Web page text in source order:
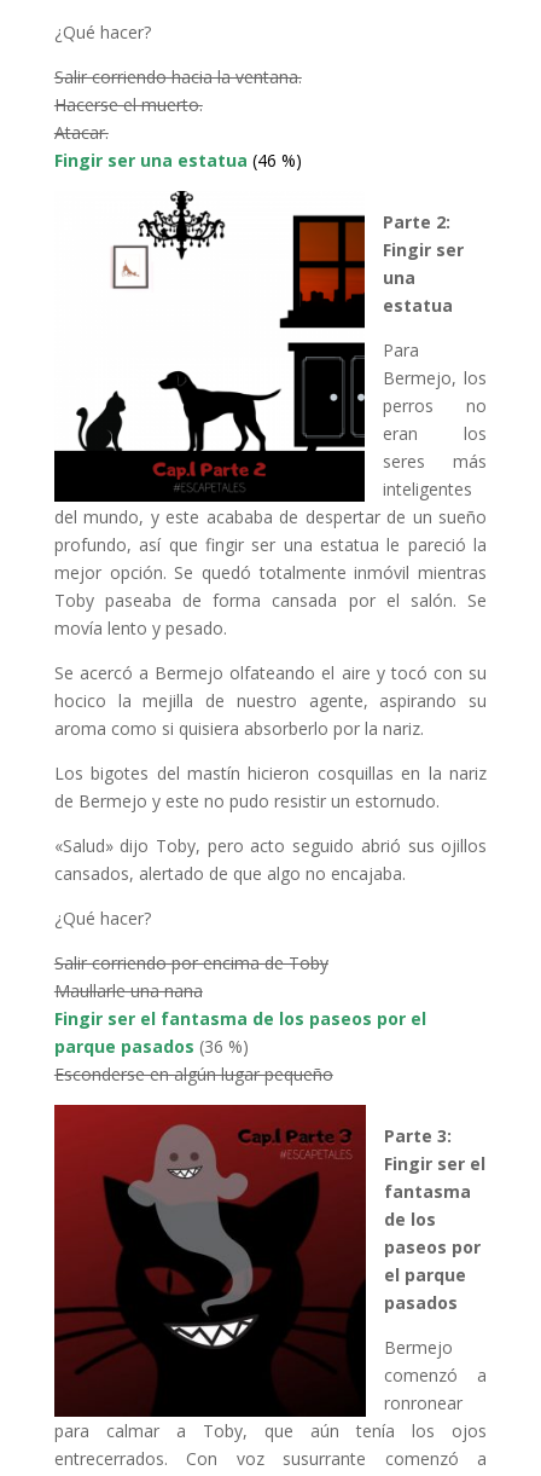
¿Qué hacer?
Salir corriendo hacia la ventana.
Hacerse el muerto.
Atacar.
Fingir ser una estatua (46 %)
Parte 2:
Fingir ser
una
estatua
Para
Bermejo, los
perros no
eran los
seres más
inteligentes
del mundo, y este acababa de despertar de un sueño
profundo, así que fingir ser una estatua le pareció la
mejor opción. Se quedó totalmente inmóvil mientras
Toby paseaba de forma cansada por el salón. Se
movía lento y pesado.
Se acercó a Bermejo olfateando el aire y tocó con su
hocico la mejilla de nuestro agente, aspirando su
aroma como si quisiera absorberlo por la nariz.
Los bigotes del mastín hicieron cosquillas en la nariz
de Bermejo y este no pudo resistir un estornudo.
«Salud» dijo Toby, pero acto seguido abrió sus ojillos
cansados, alertado de que algo no encajaba.
¿Qué hacer?
Salir corriendo por encima de Toby
Maullarle una nana
Fingir ser el fantasma de los paseos por el
parque pasados (36 %)
Esconderse en algún lugar pequeño
Parte 3:
Fingir ser el
fantasma
de los
paseos por
el parque
pasados
Bermejo
comenzó a
ronronear
para calmar a Toby, que aún tenía los ojos
entrecerrados. Con voz susurrante comenzó a